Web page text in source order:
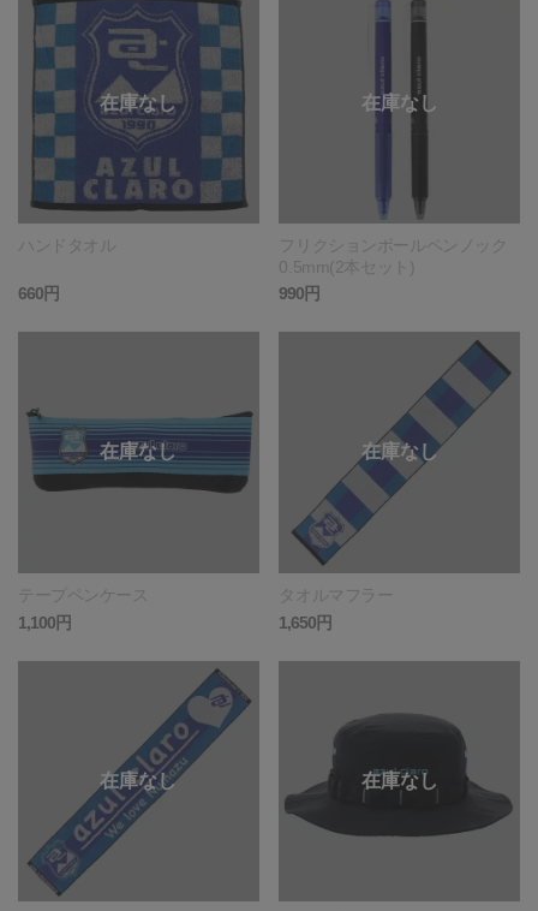
ハンドタオル
660円
フリクションボールペンノック
0.5mm(2本セット)
990円
テープペンケース
1,100円
タオルマフラー
1,650円